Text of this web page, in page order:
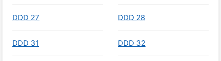
DDD 27 DDD 28
DDD 31 DDD 32